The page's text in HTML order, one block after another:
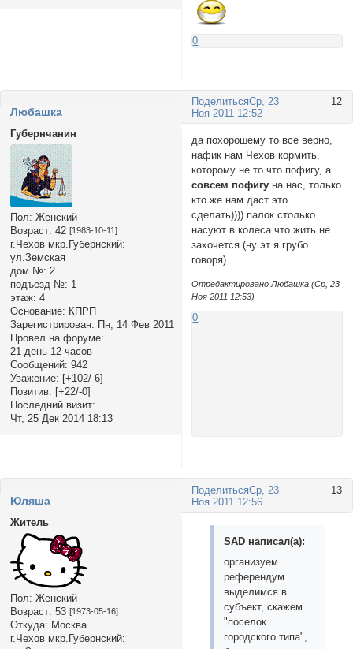
0
Поделиться 12
Ср, 23
Ноя 2011 12:52
Любашка
Губернчанин
Пол: Женский
Возраст: 42 [1983-10-11]
г.Чехов мкр.Губернский:
ул.Земская
дом №: 2
подъезд №: 1
этаж: 4
Основание: КПРП
Зарегистрирован: Пн, 14 Фев 2011
Провел на форуме:
21 день 12 часов
Сообщений: 942
Уважение: [+102/-6]
Позитив: [+22/-0]
Последний визит:
Чт, 25 Дек 2014 18:13
да похорошему то все верно,
нафик нам Чехов кормить,
которому не то что пофигу, а
совсем пофигу на нас, только
кто же нам даст это
сделать)))) палок столько
насуют в колеса что жить не
захочется (ну эт я грубо
говоря).
Отредактировано Любашка (Ср, 23
Ноя 2011 12:53)
0
Поделиться 13
Ср, 23
Ноя 2011 12:56
Юляша
Житель
Пол: Женский
Возраст: 53 [1973-05-16]
Откуда: Москва
г.Чехов мкр.Губернский:
SAD написал(а):
организуем
референдум.
выделимся в
субъект, скажем
"поселок
городского типа",